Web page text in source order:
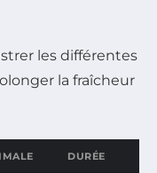
les différentes
la fraîcheur
DURÉE